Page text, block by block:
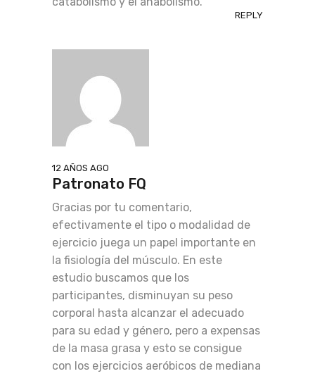
REPLY
12 AÑOS AGO
Patronato FQ
Gracias por tu comentario,
efectivamente el tipo o modalidad de
ejercicio juega un papel importante en
la fisiología del músculo. En este
estudio buscamos que los
participantes, disminuyan su peso
corporal hasta alcanzar el adecuado
para su edad y género, pero a expensas
de la masa grasa y esto se consigue
con los ejercicios aeróbicos de mediana